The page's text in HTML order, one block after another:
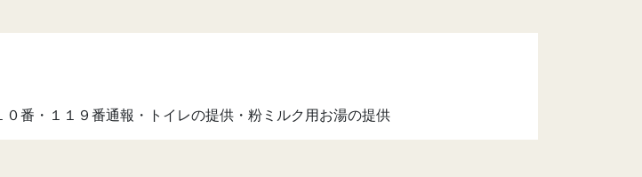
番・１１９番通報・トイレの提供・粉ミルク用お湯の提供